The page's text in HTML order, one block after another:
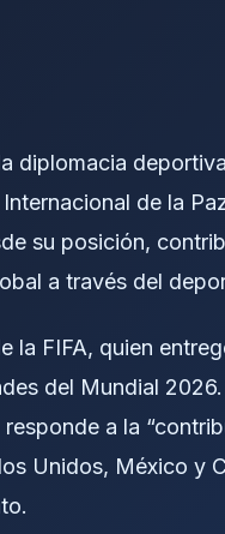
diplomacia
de la
su posición,
a través del
la FIFA, quien
del Mundial
a la
Unidos, México y